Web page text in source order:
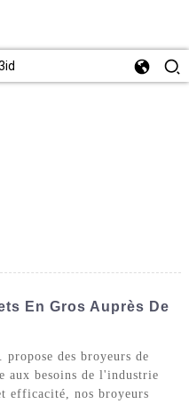
En Gros Auprès De
des broyeurs de
aux besoins de l'industrie
efficacité, nos broyeurs